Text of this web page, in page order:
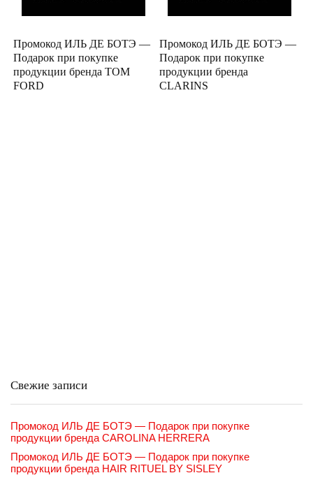
Промокод ИЛЬ ДЕ БОТЭ —
Подарок при покупке
продукции бренда TOM
FORD
Промокод ИЛЬ ДЕ БОТЭ —
Подарок при покупке
продукции бренда
CLARINS
Свежие записи
Промокод ИЛЬ ДЕ БОТЭ — Подарок при покупке
продукции бренда CAROLINA HERRERA
Промокод ИЛЬ ДЕ БОТЭ — Подарок при покупке
продукции бренда HAIR RITUEL BY SISLEY